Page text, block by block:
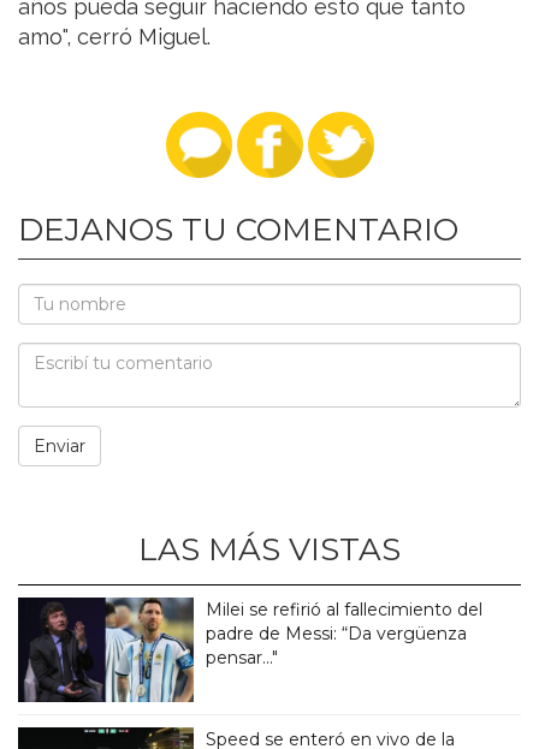
años pueda seguir haciendo esto que tanto
amo", cerró Miguel.
DEJANOS TU COMENTARIO
LAS MÁS VISTAS
Milei se refirió al fallecimiento del
padre de Messi: “Da vergüenza
pensar..."
Speed se enteró en vivo de la